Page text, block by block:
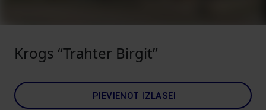
Krogs “Trahter Birgit”
PIEVIENOT IZLASEI